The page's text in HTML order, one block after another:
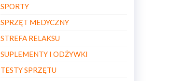
SPORTY
SPRZĘT MEDYCZNY
STREFA RELAKSU
SUPLEMENTY I ODŻYWKI
TESTY SPRZĘTU